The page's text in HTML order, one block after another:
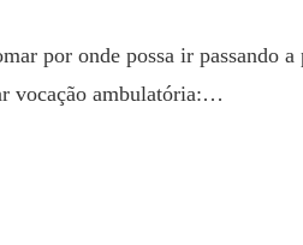
vocação ambulatória:…